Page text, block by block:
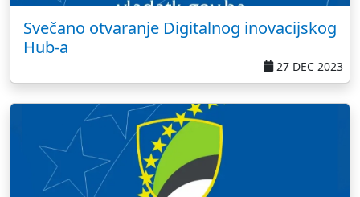
Svečano otvaranje Digitalnog inovacijskog
Hub-a
27 DEC 2023